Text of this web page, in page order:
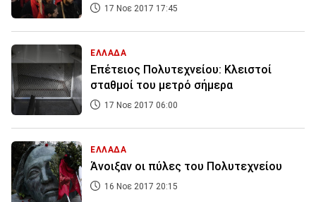
17 Νοε 2017 17:45
ΕΛΛΑΔΑ
Επέτειος Πολυτεχνείου: Κλειστοί
σταθμοί του μετρό σήμερα
17 Νοε 2017 06:00
ΕΛΛΑΔΑ
Άνοιξαν οι πύλες του Πολυτεχνείου
16 Νοε 2017 20:15